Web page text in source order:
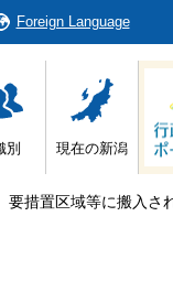
Foreign Language
別 現在の新潟
措置区域等に搬入さ